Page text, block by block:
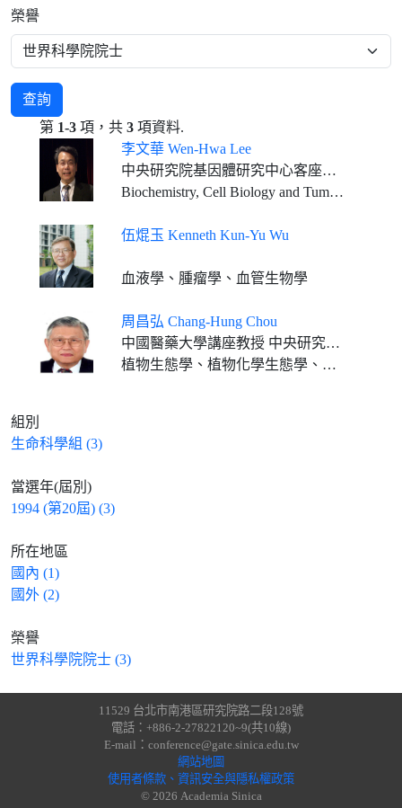
榮譽
查詢
第 1-3 項，共 3 項資料.
李文華 Wen-Hwa Lee
中央研究院基因體研究中心客座講座
Biochemistry, Cell Biology and Tumor Biology
伍焜玉 Kenneth Kun-Yu Wu
血液學、腫瘤學、血管生物學
周昌弘 Chang-Hung Chou
中國醫藥大學講座教授 中央研究院通信研究員 臺灣大學特聘講座 中山大學講座教授 中興大學講座教授 成功大學客座特聘講座 屏東科技大學終身講座教授
植物生態學、植物化學生態學、分子生態學
組別
生命科學組 (3)
當選年(屆別)
1994 (第20屆) (3)
所在地區
國內 (1)
國外 (2)
榮譽
世界科學院院士 (3)
11529 台北市南港區研究院路二段128號
電話：+886-2-27822120~9(共10線)
E-mail：conference@gate.sinica.edu.tw
網站地圖
使用者條款、資訊安全與隱私權政策
© 2026 Academia Sinica